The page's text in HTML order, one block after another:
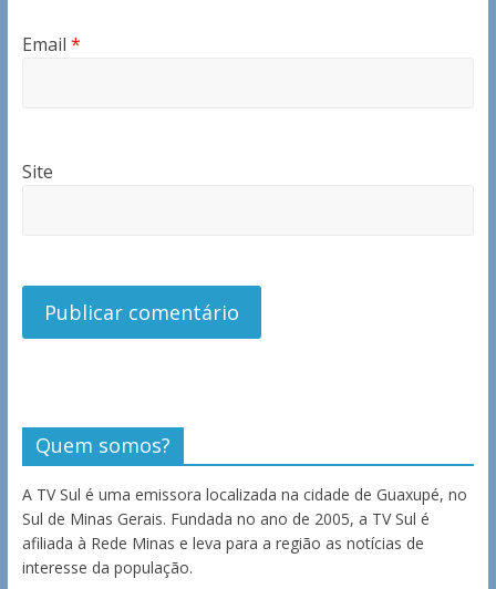
Email *
Site
Quem somos?
A TV Sul é uma emissora localizada na cidade de Guaxupé, no
Sul de Minas Gerais. Fundada no ano de 2005, a TV Sul é
afiliada à Rede Minas e leva para a região as notícias de
interesse da população.